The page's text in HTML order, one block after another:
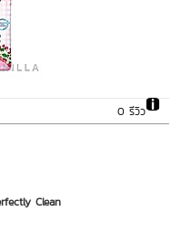
0 รีวิว
Clean